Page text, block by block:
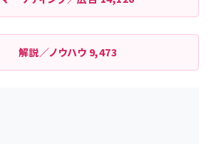
解説／ノウハウ 9,473